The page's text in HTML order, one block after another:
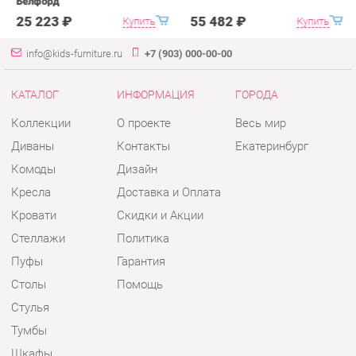
Коллекции
Комоды
Стеллажи
Пуфы
Столы
Стулья
Тумбы
Шкафы
Комплектующие
О проекте
Политика
Гарантия
Помощь
Весь мир
КОНТАКТЫ
Шоурум и склад самовывоза
Адрес: г. Екатеринбург, пер.